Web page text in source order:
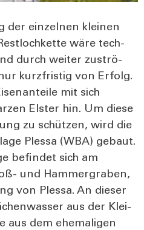
der ein­zel­nen klei­nen
wäre tech­
durch wei­ter zuströ­
kurz­fris­tig von Erfolg.
mit sich
Els­ter hin. Um die­se
zu schüt­zen, wird die
Ples­sa (WBA) gebaut.
befin­det sich am
und Ham­mer­gra­ben,
von Ples­sa. An die­ser
aus der Klei­
aus dem ehe­ma­li­gen